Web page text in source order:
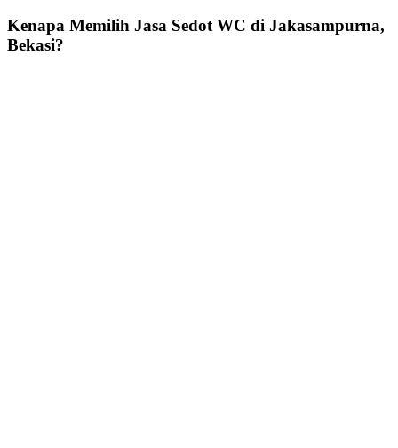
Kenapa Memilih Jasa Sedot WC di Jakasampurna,
Bekasi?